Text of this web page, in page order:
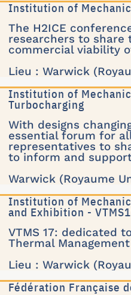
Institution of
The H2ICE
researchers to share
commercial viability
Lieu : Warwick
Institution of
Turbocharging
With designs
essential forum for
representatives to
to inform and
Warwick (Royaume
Institution of
and Exhibition -
VTMS 17: dedicated
Thermal
Lieu : Warwick
Fédération Française